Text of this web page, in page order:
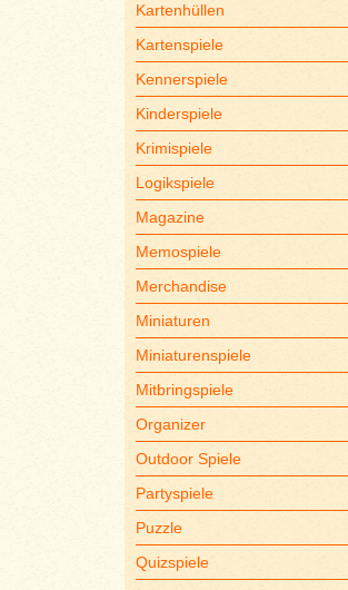
Kartenhüllen
Kartenspiele
Kennerspiele
Kinderspiele
Krimispiele
Logikspiele
Magazine
Memospiele
Merchandise
Miniaturen
Miniaturenspiele
Mitbringspiele
Organizer
Outdoor Spiele
Partyspiele
Puzzle
Quizspiele